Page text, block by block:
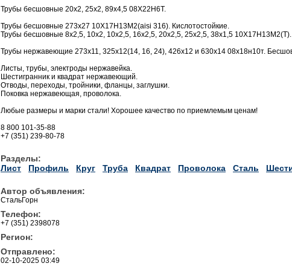
Трубы бесшовные 20х2, 25х2, 89х4,5 08Х22Н6Т.
Трубы бесшовные 273х27 10Х17Н13М2(aisi 316). Кислотостойкие.
Трубы бесшовные 8х2,5, 10х2, 10х2,5, 16х2,5, 20х2,5, 25х2,5, 38х1,5 10Х17Н13М2(Т).
Трубы нержавеющие 273х11, 325х12(14, 16, 24), 426х12 и 630х14 08х18н10т.
Листы, трубы, электроды нержавейка.
Шестигранник и квадрат нержавеющий.
Отводы, переходы, тройники, фланцы, заглушки.
Поковка нержавеющая, проволока.
Любые размеры и марки стали! Хорошее качество по приемлемым ценам!
8 800 101-35-88
+7 (351) 239-80-78
Разделы:
Лист
Профиль Круг Труба Квадрат Проволока Сталь
Автор объявления:
СтальГорн
Телефон:
+7 (351) 2398078
Регион:
Отправлено:
02-10-2025 03:49